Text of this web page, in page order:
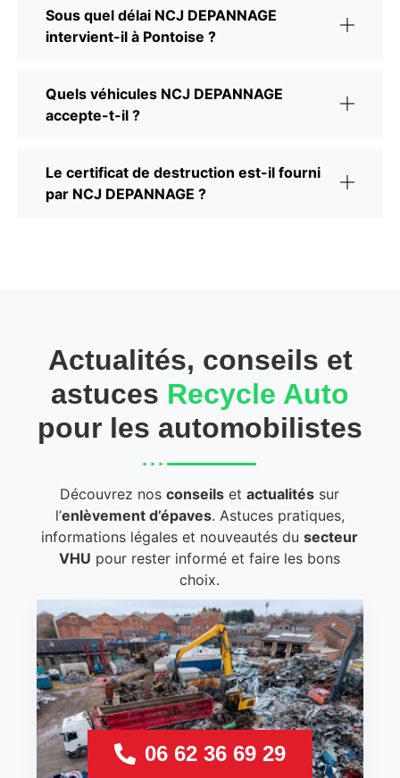
Sous quel délai NCJ DEPANNAGE
intervient-il à Pontoise ?
Quels véhicules NCJ DEPANNAGE
accepte-t-il ?
Le certificat de destruction est-il fourni
par NCJ DEPANNAGE ?
Actualités, conseils et
astuces Recycle Auto
pour les automobilistes
Découvrez nosconseils etactualités sur
l’enlèvement d’épaves. Astuces pratiques,
informations légales et nouveautés dusecteur
VHU pour rester informé et faire les bons
choix.
06 62 36 69 29